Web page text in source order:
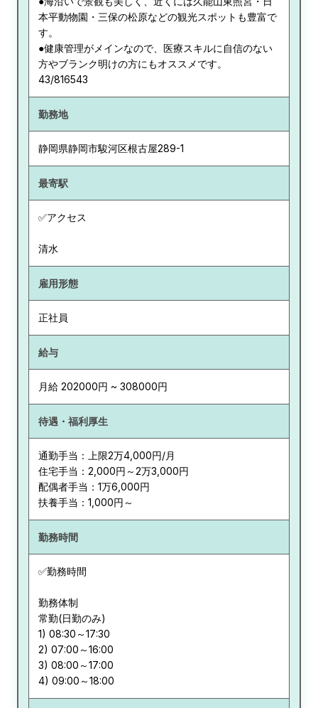
本平動物園・三保の松原などの観光スポットも豊富で
す。
●健康管理がメインなので、医療スキルに自信のない
方やブランク明けの方にもオススメです。
43/816543
勤務地
静岡県静岡市駿河区根古屋289-1
最寄駅
✅アクセス
清水
雇用形態
正社員
給与
月給 202000円 ~ 308000円
待遇・福利厚生
通勤手当：上限2万4,000円/月
住宅手当：2,000円～2万3,000円
配偶者手当：1万6,000円
扶養手当：1,000円～
勤務時間
✅勤務時間
勤務体制
常勤(日勤のみ)
1) 08:30～17:30
2) 07:00～16:00
3) 08:00～17:00